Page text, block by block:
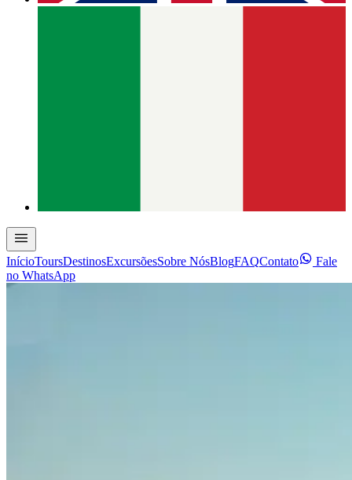
InícioToursDestinosExcursõesSobre NósBlogFAQContato
Fale
no WhatsApp